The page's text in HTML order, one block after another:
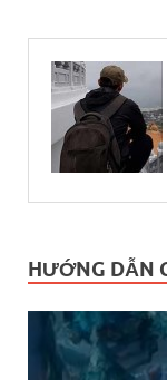
HƯỚNG DẪN